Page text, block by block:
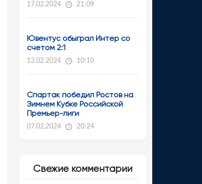
17.02.2024 21:09
Ювентус обыграл Интер со
счетом 2:1
13.02.2024 10:10
Спартак победил Ростов на
Зимнем Кубке Российской
Премьер-лиги
07.02.2024 20:24
Свежие комментарии